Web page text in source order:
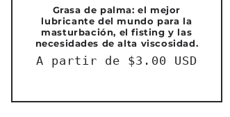
Grasa de palma: el mejor
lubricante del mundo para la
masturbación, el fisting y las
necesidades de alta viscosidad.
Precio
A partir de $3.00 USD